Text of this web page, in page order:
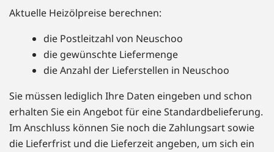
Aktuelle Heizölpreise berechnen:
die Postleitzahl von Neuschoo
die gewünschte Liefermenge
die Anzahl der Lieferstellen in Neuschoo
Sie müssen lediglich Ihre Daten eingeben und schon
erhalten Sie ein Angebot für eine Standardbelieferung.
Im Anschluss können Sie noch die Zahlungsart sowie
die Lieferfrist und die Lieferzeit angeben, um sich ein